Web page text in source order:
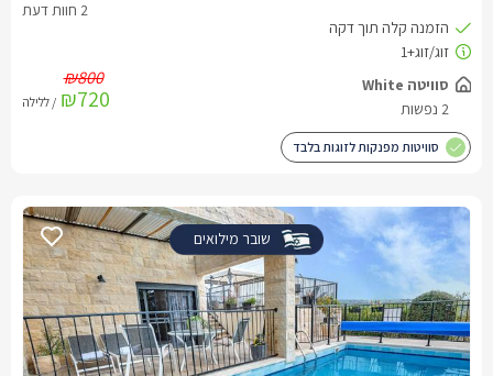
סוויטה White
2 נפשות
₪720
₪800
/ ללילה
סוויטות מפנקות לזוגות בלבד
שובר מילואים